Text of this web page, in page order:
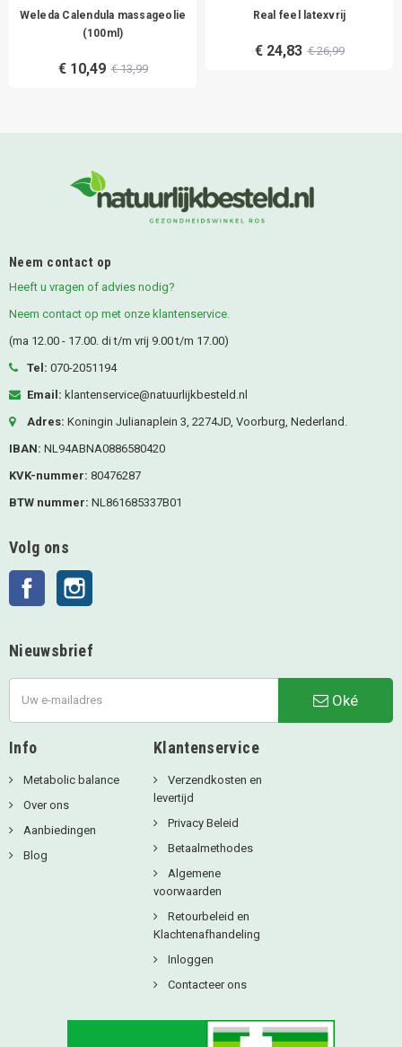
Weleda Calendula massageolie
(100ml)
€ 10,49 € 13,99
Real feel latexvrij
€ 24,83 € 26,99
Neem contact op
Heeft u vragen of advies nodig?
Neem contact op met onze klantenservice.
(ma 12.00 - 17.00. di t/m vrij 9.00 t/m 17.00)
Tel: 070-2051194
Email: klantenservice@natuurlijkbesteld.nl
Adres: Koningin Julianaplein 3, 2274JD, Voorburg, Nederland.
IBAN: NL94ABNA0886580420
KVK-nummer: 80476287
BTW nummer: NL861685337B01
Volg ons
Facebook
Nieuwsbrief
Oké
Info
Metabolic balance
Over ons
Aanbiedingen
Blog
Klantenservice
Verzendkosten en
levertijd
Privacy Beleid
Betaalmethodes
Algemene
voorwaarden
Retourbeleid en
Klachtenafhandeling
Inloggen
Contacteer ons